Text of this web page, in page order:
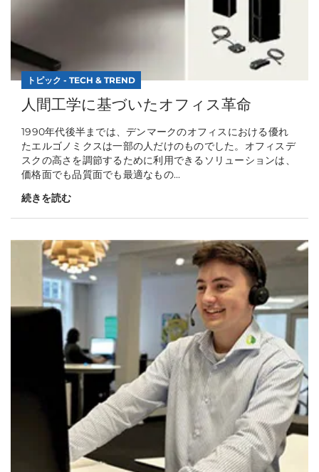
トピック - TECH & TREND
人間工学に基づいたオフィス革命
1990年代後半までは、デンマークのオフィスにおける優れ
たエルゴノミクスは一部の人だけのものでした。オフィスデ
スクの高さを調節するために利用できるソリューションは、
価格面でも品質面でも最適なもの...
続きを読む